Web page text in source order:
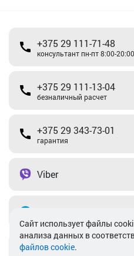
+375 29 111-71-48
консультант пн-пт 8:00-
+375 29 111-13-04
безналичный расчет
+375 29 343-73-01
гарантия
Viber
info@akkamulik.by
Cайт использует файлы
анализа данных в
файлов cookie.